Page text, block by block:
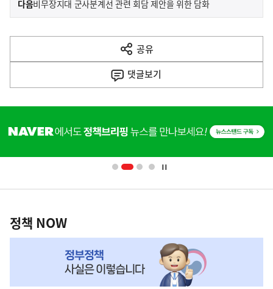
전
다
음
다음기
비무장지대 군사분계선 관련 회담 제안을 위한 담화
공유
열
기
댓글보기
단
배
영
책
NOW,
정책 NOW